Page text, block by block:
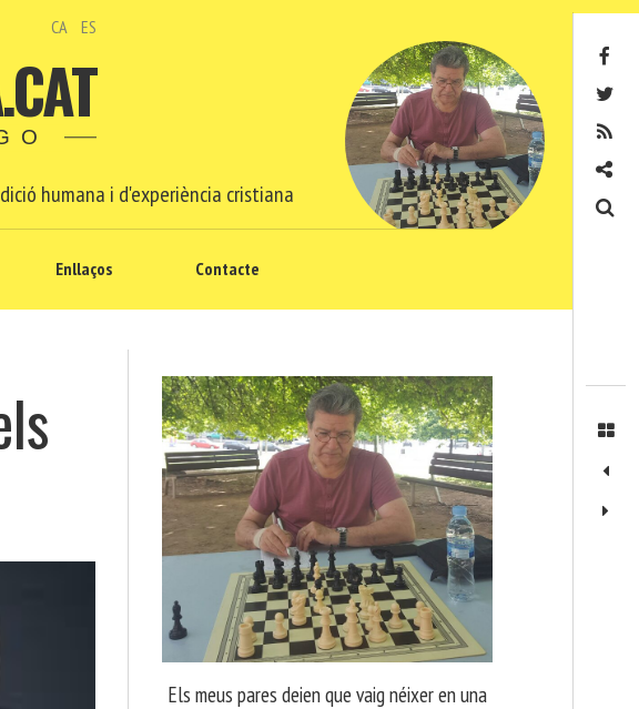
CA ES
humana i d'experiència cristiana
Enllaços Contacte
Els meus pares deien que vaig néixer en una
Contacte